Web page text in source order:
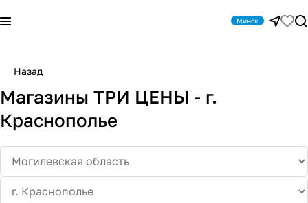
Минск
Назад
Магазины ТРИ ЦЕНЫ - г.
Краснополье